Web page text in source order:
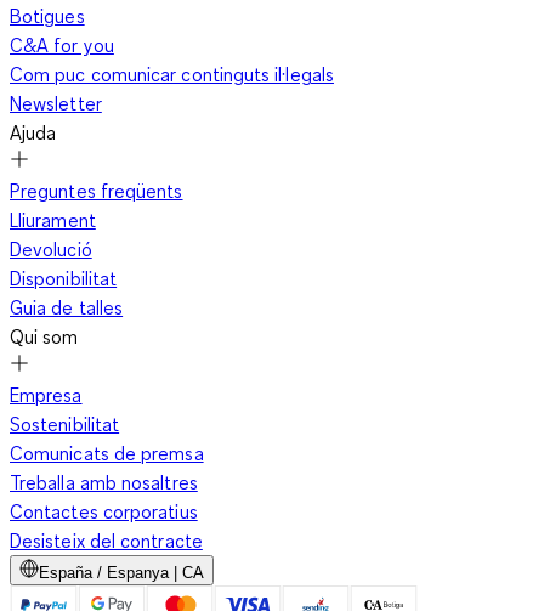
Botigues
C&A for you
Com puc comunicar continguts il·legals
Newsletter
Ajuda
Preguntes freqüents
Lliurament
Devolució
Disponibilitat
Guia de talles
Qui som
Empresa
Sostenibilitat
Comunicats de premsa
Treballa amb nosaltres
Contactes corporatius
Desisteix del contracte
España / Espanya | CA